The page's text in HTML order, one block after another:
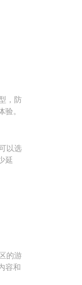
，防
。
以选
延
的游
容和